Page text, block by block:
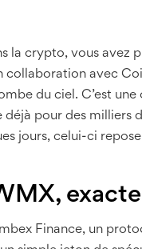
la crypto, vous
collaboration avec
du ciel. C’est
pour des milliers
jours, celui-ci
Finance, un